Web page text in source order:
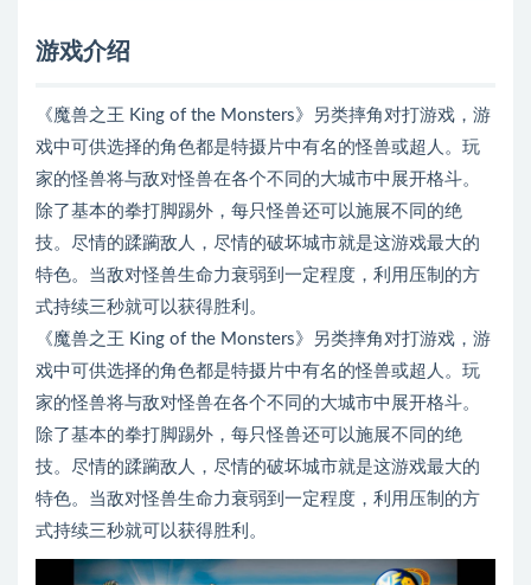
游戏介绍
《魔兽之王 King of the Monsters》另类摔角对打游戏，游
戏中可供选择的角色都是特摄片中有名的怪兽或超人。玩
家的怪兽将与敌对怪兽在各个不同的大城市中展开格斗。
除了基本的拳打脚踢外，每只怪兽还可以施展不同的绝
技。尽情的蹂躏敌人，尽情的破坏城市就是这游戏最大的
特色。当敌对怪兽生命力衰弱到一定程度，利用压制的方
式持续三秒就可以获得胜利。
《魔兽之王 King of the Monsters》另类摔角对打游戏，游
戏中可供选择的角色都是特摄片中有名的怪兽或超人。玩
家的怪兽将与敌对怪兽在各个不同的大城市中展开格斗。
除了基本的拳打脚踢外，每只怪兽还可以施展不同的绝
技。尽情的蹂躏敌人，尽情的破坏城市就是这游戏最大的
特色。当敌对怪兽生命力衰弱到一定程度，利用压制的方
式持续三秒就可以获得胜利。